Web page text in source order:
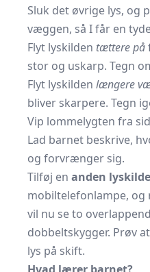
Sluk det øvrige lys, og
væggen, så I får en
Flyt lyskilden tættere på
stor og uskarp. Tegn
Flyt lyskilden længere
bliver skarpere. Tegn
Vip lommelygten fra
Lad barnet beskrive,
og forvrænger sig.
Tilføj en anden lyskilde
mobiltelefonlampe, og
vil nu se to
dobbeltskygger. Prøv
lys på skift.